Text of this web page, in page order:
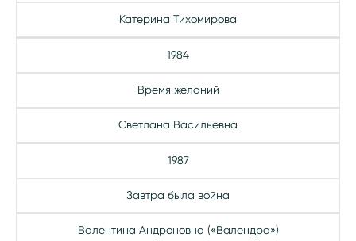
Катерина Тихомирова
1984
Время желаний
Светлана Васильевна
1987
Завтра была война
Валентина Андроновна («Валендра»)